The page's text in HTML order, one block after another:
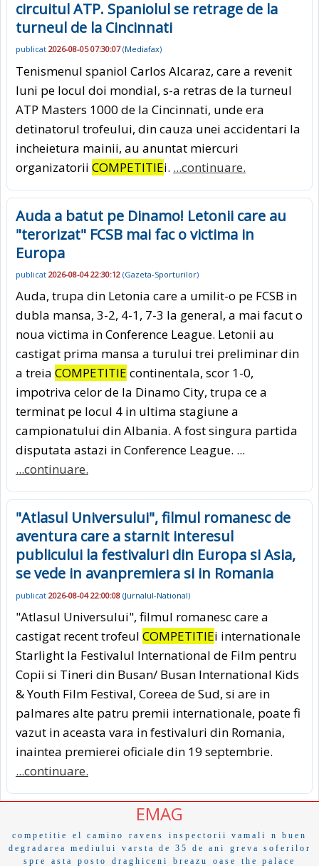
circuitul ATP. Spaniolul se retrage de la
turneul de la Cincinnati
publicat 2026-08-05 07:30:07(Mediafax)
Tenismenul spaniol Carlos Alcaraz, care a revenit
luni pe locul doi mondial, s-a retras de la turneul
ATP Masters 1000 de la Cincinnati, unde era
detinatorul trofeului, din cauza unei accidentari la
incheietura mainii, au anuntat miercuri
organizatorii COMPETITIEi. ...continuare.
Auda a batut pe Dinamo! Letonii care au
"terorizat" FCSB mai fac o victima in
Europa
publicat 2026-08-04 22:30:12 (Gazeta-Sporturilor)
Auda, trupa din Letonia care a umilit-o pe FCSB in
dubla mansa, 3-2, 4-1, 7-3 la general, a mai facut o
noua victima in Conference League. Letonii au
castigat prima mansa a turului trei preliminar din
a treia COMPETITIE continentala, scor 1-0,
impotriva celor de la Dinamo City, trupa ce a
terminat pe locul 4 in ultima stagiune a
campionatului din Albania. A fost singura partida
disputata astazi in Conference League. ...
...continuare.
"Atlasul Universului", filmul romanesc de
aventura care a starnit interesul
publicului la festivaluri din Europa si Asia,
se vede in avanpremiera si in Romania
publicat 2026-08-04 22:00:08 (Jurnalul-National)
"Atlasul Universului", filmul romanesc care a
castigat recent trofeul COMPETITIEi internationale
Starlight la Festivalul International de Film pentru
Copii si Tineri din Busan/ Busan International Kids
& Youth Film Festival, Coreea de Sud, si are in
palmares alte patru premii internationale, poate fi
vazut in aceasta vara in festivaluri din Romania,
inaintea premierei oficiale din 19 septembrie.
...continuare.
EMAG
competitie el camino ravens inspectorii vamali
n buen
degradarea mediului
varsta de 35 de ani
greva soferilor
spre
asta posto draghiceni breazu oase the palace